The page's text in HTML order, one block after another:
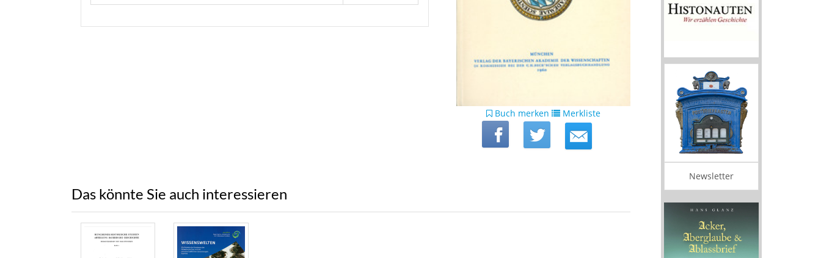
Buch merken Merkliste
Das könnte Sie auch interessieren
Newsletter